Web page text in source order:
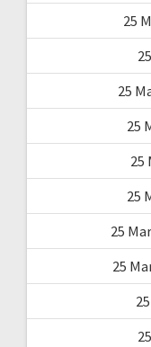
25
25
25
25
25
25
25